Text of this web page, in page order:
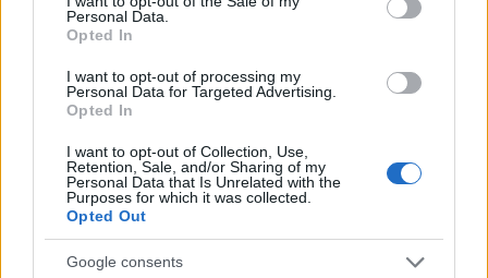
Personal Data.
Opted In
I want to opt-out of processing my
Personal Data for Targeted Advertising.
Opted In
I want to opt-out of Collection, Use,
Retention, Sale, and/or Sharing of my
Personal Data that Is Unrelated with the
Purposes for which it was collected.
Opted Out
Google consents
nézőszám: 448.738
Nem az első folytatás, ami elődje lehengerlő
teljesítményének köszönheti sikerét, ám a
Valami
Amerika 2.ráadásul még vállalható és nézője
kedvére tevő film is. A harmadikat már suttogják...
Sorstalanság
premier: 2005. február 10.
forgalmazó: InterCom
nézőszám: 452.136